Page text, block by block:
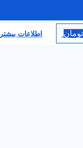
تومان اطلاعات بیشتر